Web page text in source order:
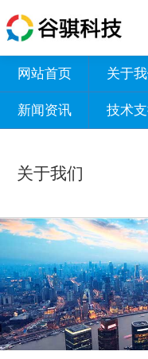
网站首页 关于
新闻资讯 技术
关于我们